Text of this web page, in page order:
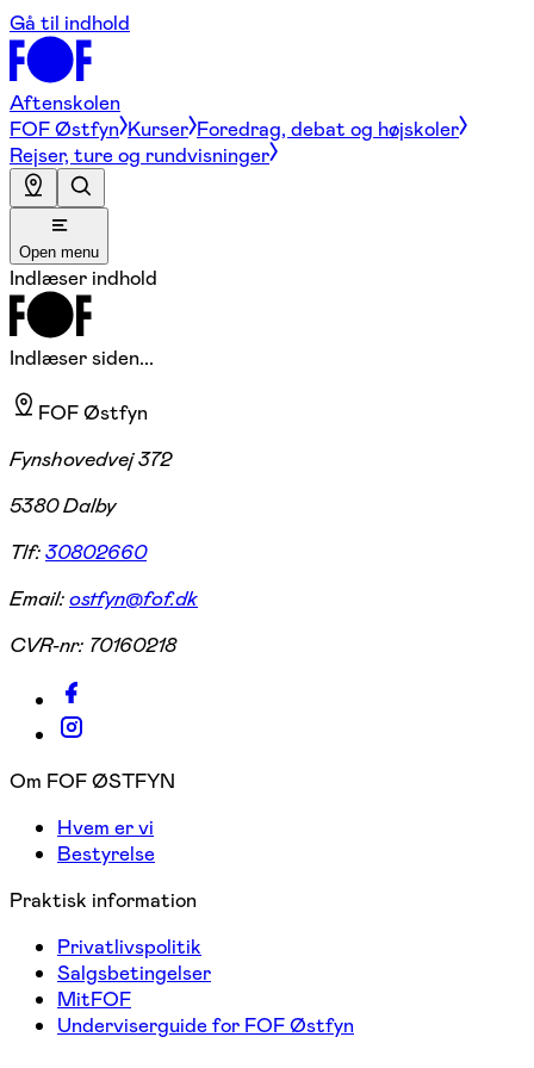
Gå til indhold
Aftenskolen
FOF Østfyn Kurser Foredrag, debat og højskoler
Rejser, ture og rundvisninger
Open menu
Indlæser indhold
Indlæser siden...
FOF Østfyn
Fynshovedvej 372
5380 Dalby
Tlf:30802660
Email:ostfyn@fof.dk
CVR-nr: 70160218
Om FOF ØSTFYN
Hvem er vi
Bestyrelse
Praktisk information
Privatlivspolitik
Salgsbetingelser
MitFOF
Underviserguide for FOF Østfyn